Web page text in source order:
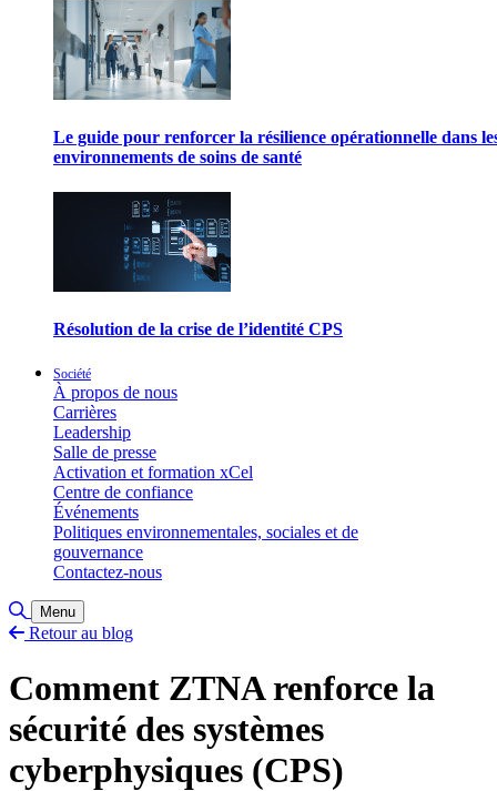
Le guide pour renforcer la résilience opérationnelle dans
environnements de soins de santé
Résolution de la crise de l’identité CPS
Société
À propos de nous
Carrières
Leadership
Salle de presse
Activation et formation xCel
Centre de confiance
Événements
Politiques environnementales, sociales et de
gouvernance
Contactez-nous
Basculer la recherche
Menu
Retour au blog
Comment ZTNA renforce la
sécurité des systèmes
cyberphysiques (CPS)